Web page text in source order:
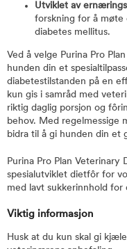
Utviklet av
forskning for å møte
diabetes mellitus.
Ved å velge Purina Pro
hunden din et
diabetestilstanden på en
kun gis i samråd med
riktig daglig porsjon og
behov. Med regelmessige
bidra til å gi hunden din et
Purina Pro Plan Veterinary
spesialutviklet dietfôr for
med lavt sukkerinnhold for
Viktig informasjon
Husk at du kun skal gi